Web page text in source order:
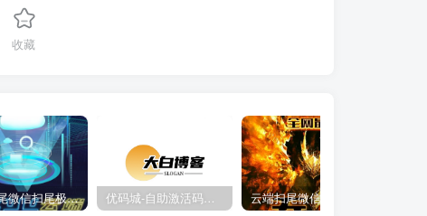
收藏
云端扫尾微信扫尾极光,天使,格力,新百伦双号正版点数点卡授权充值